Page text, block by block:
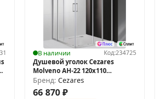
В наличии Код:234725
Душевой уголок Cezares
Molveno AH-22 120х110
MOLVENO-AH-22-120/110-C-Cr-IV
Бренд: Cezares
66 870 ₽